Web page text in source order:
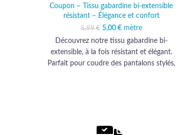
Coupon – Tissu gabardine bi-extensible
résistant – Élégance et confort
5,99€
Le prix initial était :
5,99 €.
5,00 € Le prix actuel est :
5,00 €.
mètre
Découvrez notre tissu gabardine bi-
extensible, à la fois résistant et élégant.
Parfait pour coudre des pantalons stylés,
créativité avec ce tissu d'exception !